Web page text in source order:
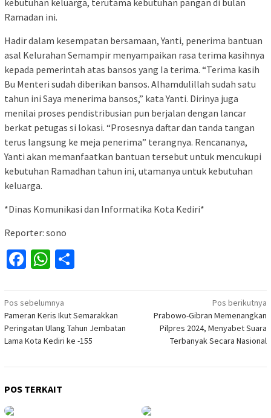
kebutuhan keluarga, terutama kebutuhan pangan di bulan
Ramadan ini.
Hadir dalam kesempatan bersamaan, Yanti, penerima bantuan
asal Kelurahan Semampir menyampaikan rasa terima kasihnya
kepada pemerintah atas bansos yang Ia terima. “Terima kasih
Bu Menteri sudah diberikan bansos. Alhamdulillah sudah satu
tahun ini Saya menerima bansos,” kata Yanti. Dirinya juga
menilai proses pendistribusian pun berjalan dengan lancar
berkat petugas si lokasi. “Prosesnya daftar dan tanda tangan
terus langsung ke meja penerima” terangnya. Rencananya,
Yanti akan memanfaatkan bantuan tersebut untuk mencukupi
kebutuhan Ramadhan tahun ini, utamanya untuk kebutuhan
keluarga.
*Dinas Komunikasi dan Informatika Kota Kediri*
Reporter: sono
Facebook
WhatsApp
Navigasi
pos
Pos sebelumnya
Pameran Keris Ikut Semarakkan
Peringatan Ulang Tahun Jembatan
Lama Kota Kediri ke -155
Pos berikutnya
Prabowo-Gibran Memenangkan
Pilpres 2024, Menyabet Suara
Terbanyak Secara Nasional
POS TERKAIT